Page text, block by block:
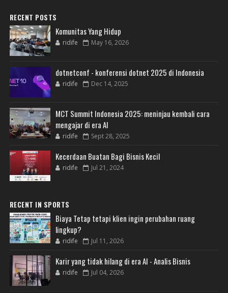
RECENT POSTS
Komunitas Yang Hidup
ridife May 16, 2026
dotnetconf - konferensi dotnet 2025 di Indonesia
ridife Dec 14, 2025
MCT Summit Indonesia 2025: meninjau kembali cara
mengajar di era AI
ridife Sept 28, 2025
Kecerdaan Buatan Bagi Bisnis Kecil
ridife Jul 21, 2024
RECENT IN SPORTS
Biaya Tetap tetapi klien ingin perubahan ruang
lingkup?
ridife Jul 11, 2026
Karir yang tidak hilang di era AI - Analis Bisnis
ridife Jul 04, 2026